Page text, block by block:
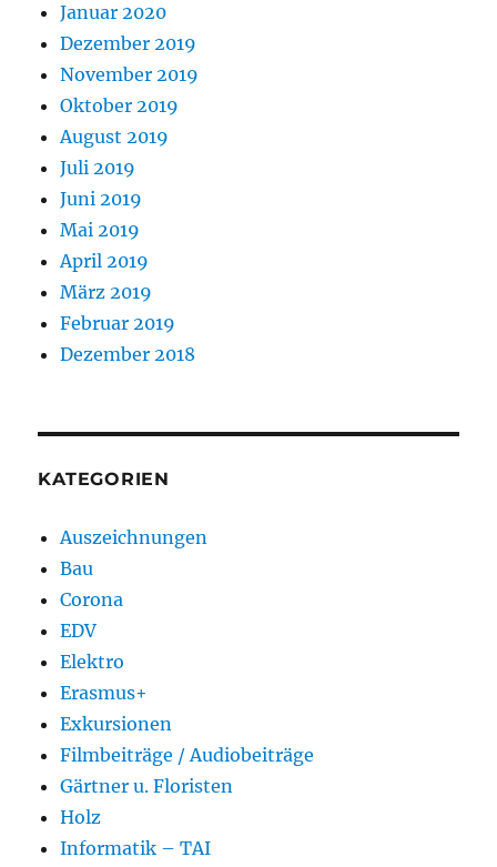
Januar 2020
Dezember 2019
November 2019
Oktober 2019
August 2019
Juli 2019
Juni 2019
Mai 2019
April 2019
März 2019
Februar 2019
Dezember 2018
KATEGORIEN
Auszeichnungen
Bau
Corona
EDV
Elektro
Erasmus+
Exkursionen
Filmbeiträge / Audiobeiträge
Gärtner u. Floristen
Holz
Informatik – TAI